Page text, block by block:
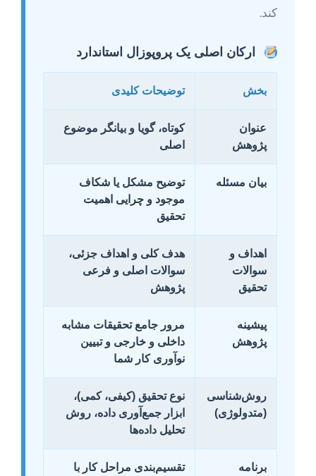
کند.
ارکان اصلی یک پروپوزال استاندارد
بخش توضیحات کلیدی
عنوان
پژوهش
کوتاه، گویا و بیانگر موضوع
اصلی
بیان مسئله
توضیح مشکل یا شکاف
موجود و چرایی اهمیت
تحقیق
اهداف و
سوالات
تحقیق
هدف کلی و اهداف جزئی،
سوالات اصلی و فرعی
پژوهش
پیشینه
پژوهش
مرور جامع تحقیقات مشابه
داخلی و خارجی و تبیین
نوآوری کار شما
روش‌شناسی
(متدولوژی)
نوع تحقیق (کیفی، کمی)،
ابزار جمع‌آوری داده، روش
تحلیل داده‌ها
برنامه
تقسیم‌بندی مراحل کار با